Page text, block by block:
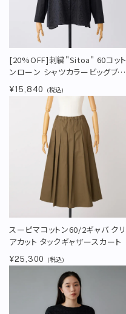
[20%OFF]刺繍"Sitoa" 60コット
ンローン シャツカラービッグブラ
ウス
¥15,840 (税込)
スーピマコットン60/2ギャバ クリ
アカット タックギャザースカート
¥25,300 (税込)